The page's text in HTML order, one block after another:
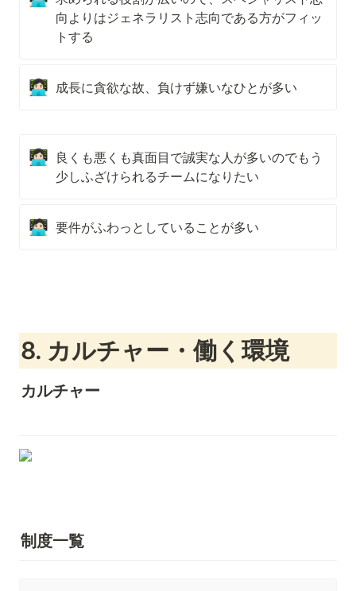
向よりはジェネラリスト志向である方がフィッ
トする
👩🏻‍💻 成長に貪欲な故、負けず嫌いなひとが多い
👩🏻‍💻 良くも悪くも真面目で誠実な人が多いのでもう
少しふざけられるチームになりたい
🧑🏻‍💻 要件がふわっとしていることが多い
8. カルチャー・働く環境
カルチャー
制度一覧